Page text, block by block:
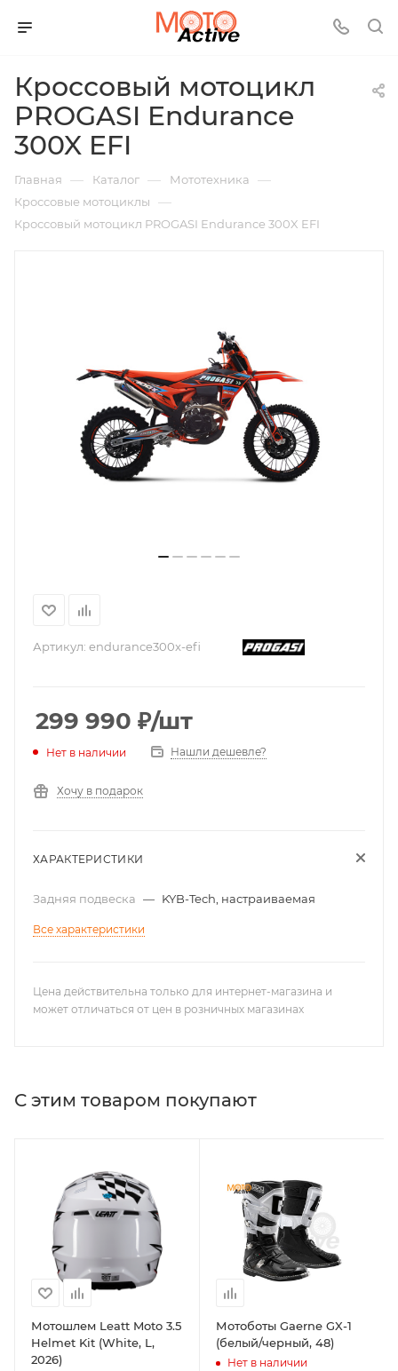
Кроссовый мотоцикл
PROGASI Endurance
300X EFI
Главная — Каталог — Мототехника —
Кроссовые мотоциклы —
Кроссовый мотоцикл PROGASI Endurance 300X EFI
Артикул: endurance300x-efi
299 990 ₽/шт
Нет в наличии Нашли дешевле?
Хочу в подарок
ХАРАКТЕРИСТИКИ
Задняя подвеска — KYB-Tech, настраиваемая
Все характеристики
Цена действительна только для интернет-магазина и
может отличаться от цен в розничных магазинах
С этим товаром покупают
Мотошлем Leatt Moto 3.5
Helmet Kit (White, L,
2026)
Мотоботы Gaerne GX-1
(белый/черный, 48)
Нет в наличии